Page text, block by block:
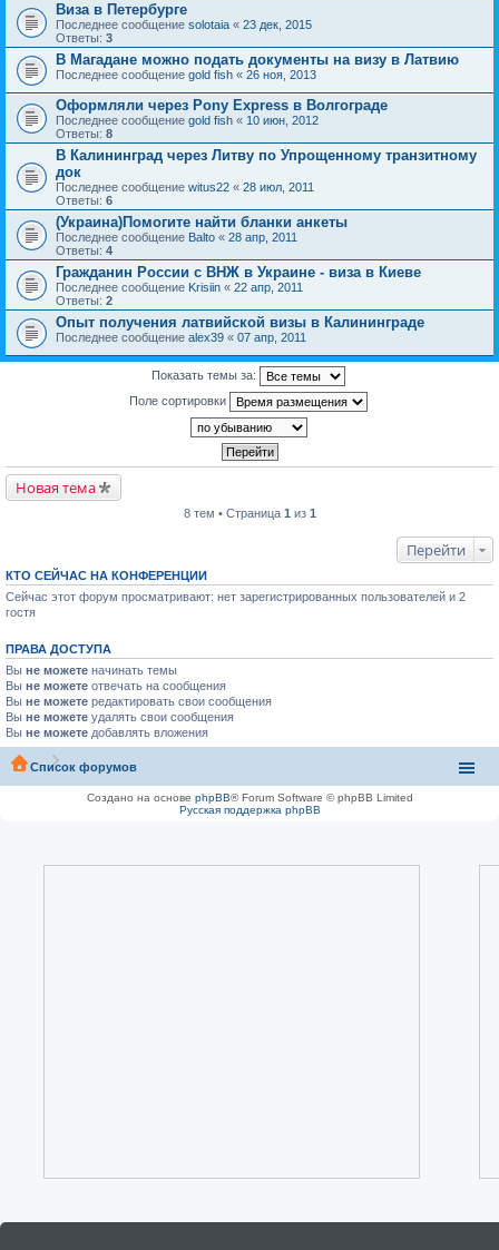
Виза в Петербурге
Последнее сообщение solotaia « 23 дек, 2015
Ответы: 3
В Магадане можно подать документы на визу в Латвию
Последнее сообщение gold fish « 26 ноя, 2013
Оформляли через Pony Express в Волгограде
Последнее сообщение gold fish « 10 июн, 2012
Ответы: 8
В Калининград через Литву по Упрощенному транзитному
док
Последнее сообщение witus22 « 28 июл, 2011
Ответы: 6
(Украина)Помогите найти бланки анкеты
Последнее сообщение Balto « 28 апр, 2011
Ответы: 4
Гражданин России с ВНЖ в Украине - виза в Киеве
Последнее сообщение Krisiin « 22 апр, 2011
Ответы: 2
Опыт получения латвийской визы в Калининграде
Последнее сообщение alex39 « 07 апр, 2011
Показать темы за:
Поле сортировки
Новая тема
8 тем • Страница 1 из 1
Перейти
КТО СЕЙЧАС НА КОНФЕРЕНЦИИ
Сейчас этот форум просматривают: нет зарегистрированных пользователей и 2
гостя
ПРАВА ДОСТУПА
Вы не можете начинать темы
Вы не можете отвечать на сообщения
Вы не можете редактировать свои сообщения
Вы не можете удалять свои сообщения
Вы не можете добавлять вложения
Список форумов
Создано на основе phpBB® Forum Software © phpBB Limited
Русская поддержка phpBB